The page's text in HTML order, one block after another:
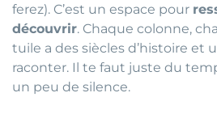
ferez). C’est un espace pour
découvrir. Chaque colonne,
tuile a des siècles d’histoire et
raconter. Il te faut juste du
un peu de silence.